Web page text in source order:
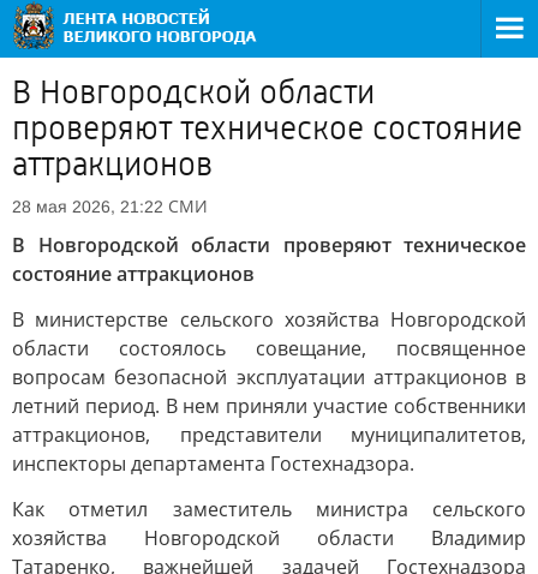
В Новгородской области
проверяют техническое состояние
аттракционов
28 мая 2026, 21:22 СМИ
В Новгородской области проверяют техническое
состояние аттракционов
В министерстве сельского хозяйства Новгородской
области состоялось совещание, посвященное
вопросам безопасной эксплуатации аттракционов в
летний период. В нем приняли участие собственники
аттракционов, представители муниципалитетов,
инспекторы департамента Гостехнадзора.
Как отметил заместитель министра сельского
хозяйства Новгородской области Владимир
Татаренко, важнейшей задачей Гостехнадзора